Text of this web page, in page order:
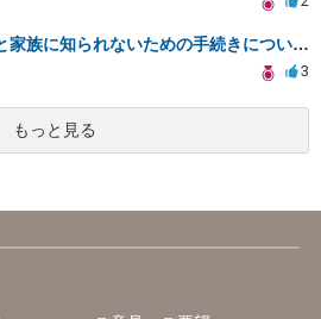
書類送検後の対応と家族に知られないための手続きについて相談
3
もっと見る